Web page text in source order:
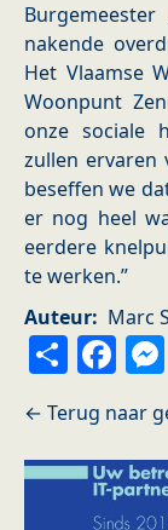
nakende
Het Vlaamse
Woonpunt
onze sociale
zullen ervaren
beseffen we
er nog heel
eerdere
te werken.”
Auteur
Marc